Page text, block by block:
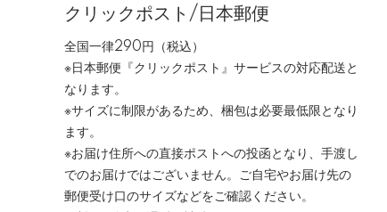
クリックポスト/日本郵便
全国一律290円（税込）
※日本郵便『クリックポスト』サービスの対応配送と
なります。
※サイズに制限があるため、梱包は必要最低限となり
ます。
※お届け住所への直接ポストへの投函となり、手渡し
でのお届けではございません。ご自宅やお届け先の
郵便受け口のサイズなどをご確認ください。